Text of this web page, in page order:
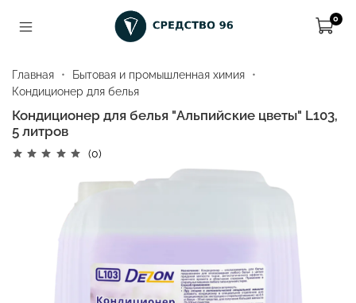
0
Главная
Бытовая и промышленная химия
Кондиционер для белья
Кондиционер для белья "Альпийские цветы" L103,
5 литров
(0)